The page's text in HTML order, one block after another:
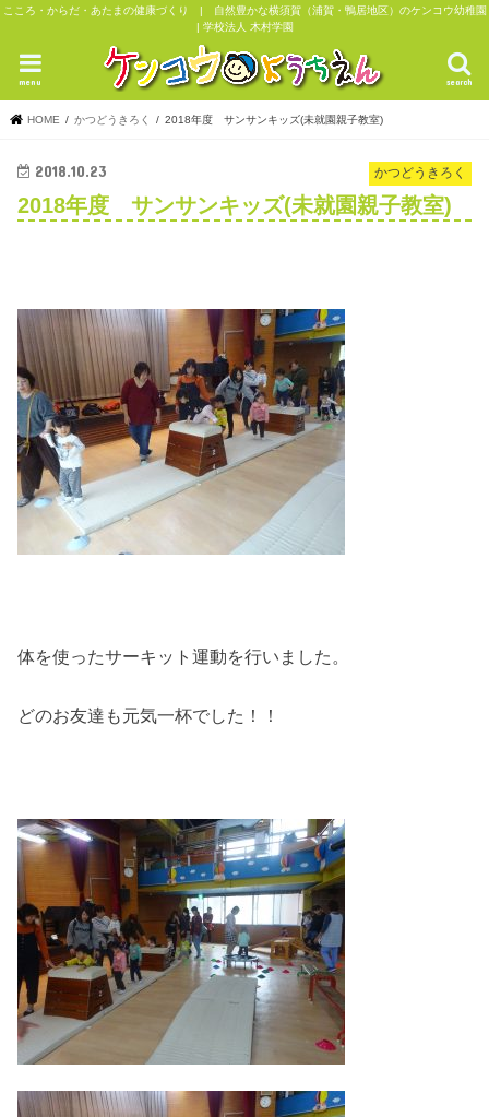
こころ・からだ・あたまの健康づくり | 自然豊かな横須賀（浦賀・鴨居地区）のケンコウ幼稚園
| 学校法人 木村学園
search
menu
HOME かつどうきろく 2018年度 サンサンキッズ(未就園親子教室)
かつどうきろく
2018.10.23
2018年度 サンサンキッズ(未就園親子教室)
体を使ったサーキット運動を行いました。
どのお友達も元気一杯でした！！